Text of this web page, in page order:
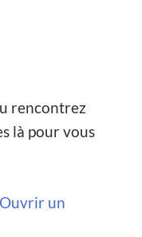
rencontrez
là pour vous
Ouvrir un